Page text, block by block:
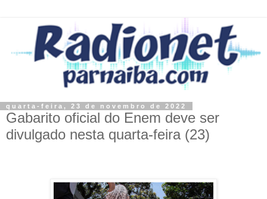
quarta-feira, 23 de novembro de 2022
Gabarito oficial do Enem deve ser
divulgado nesta quarta-feira (23)